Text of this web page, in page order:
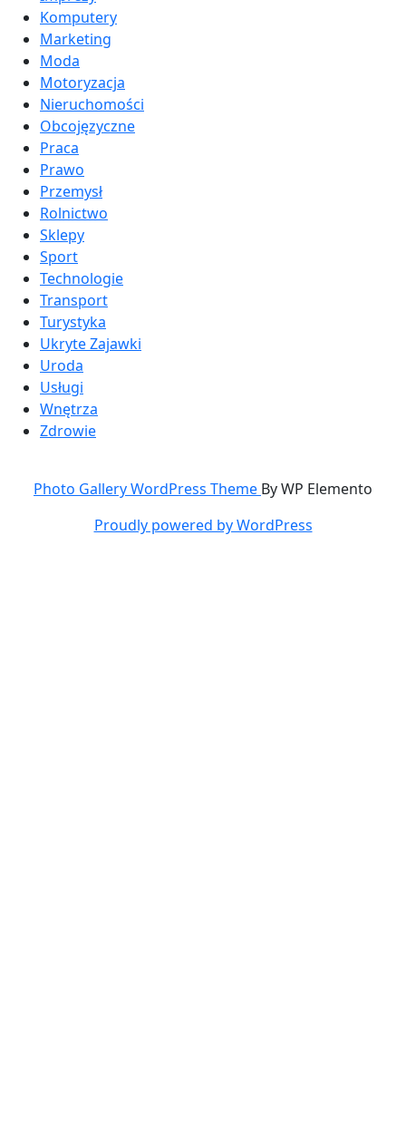
Komputery
Marketing
Moda
Motoryzacja
Nieruchomości
Obcojęzyczne
Praca
Prawo
Przemysł
Rolnictwo
Sklepy
Sport
Technologie
Transport
Turystyka
Ukryte Zajawki
Uroda
Usługi
Wnętrza
Zdrowie
Photo Gallery WordPress Theme By WP Elemento
Proudly powered by WordPress